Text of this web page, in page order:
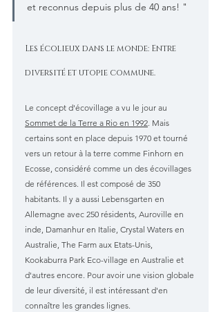
et reconnus depuis plus de 40 ans! "
Les écolieux dans le monde: Entre
diversité et utopie commune.
Le concept d'écovillage a vu le jour au
Sommet de la Terre a Rio en 1992. Mais
certains sont en place depuis 1970 et tourné
vers un retour à la terre comme Finhorn en
Ecosse, considéré comme un des écovillages
de références. Il est composé de 350
habitants. Il y a aussi Lebensgarten en
Allemagne avec 250 résidents, Auroville en
inde, Damanhur en Italie, Crystal Waters en
Australie, The Farm aux Etats-Unis,
Kookaburra Park Eco-village en Australie et
d'autres encore. Pour avoir une vision globale
de leur diversité, il est intéressant d'en
connaître les grandes lignes.